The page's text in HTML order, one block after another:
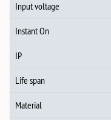
Input voltage
Instant On
IP
Life span
Material